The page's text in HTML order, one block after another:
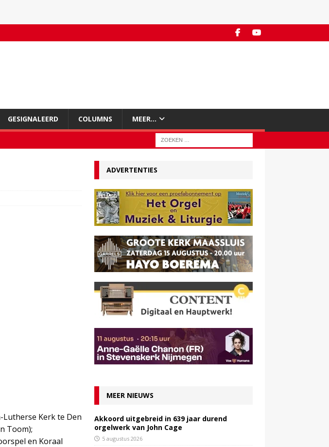
GESIGNALEERD COLUMNS MEER…
Lutherse Kerk te Den
Toom);
en Koraal
ADVERTENTIES
MEER NIEUWS
Akkoord uitgebreid in 639 jaar durend
orgelwerk van John Cage
5 augustus 2026